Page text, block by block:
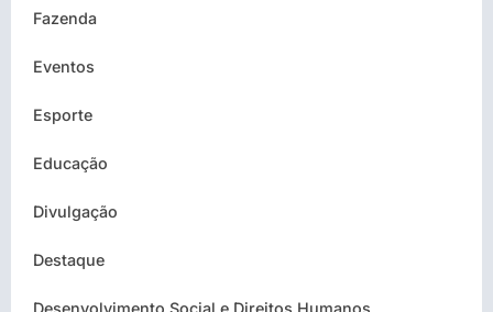
Fazenda
Eventos
Esporte
Educação
Divulgação
Destaque